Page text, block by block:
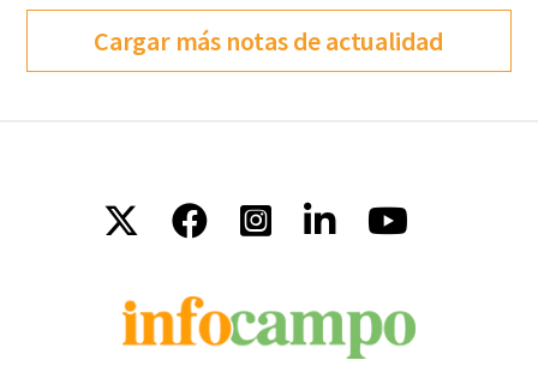
Cargar más notas de actualidad